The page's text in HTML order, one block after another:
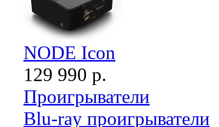
NODE Icon
129 990 р.
Проигрыватели
Blu-ray проигрыватели